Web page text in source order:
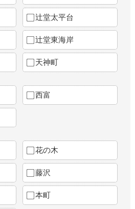
辻堂太平台
辻堂東海岸
天神町
西富
花の木
藤沢
本町